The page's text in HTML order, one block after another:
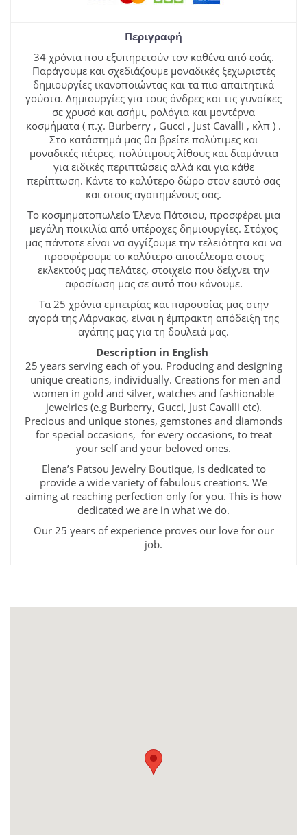
Περιγραφή
34 χρόνια που εξυπηρετούν τον καθένα από εσάς.
Παράγουμε και σχεδιάζουμε μοναδικές ξεχωριστές
δημιουργίες ικανοποιώντας και τα πιο απαιτητικά
γούστα. Δημιουργίες για τους άνδρες και τις γυναίκες
σε χρυσό και ασήμι, ρολόγια και μοντέρνα
κοσμήματα ( π.χ. Burberry , Gucci , Just Cavalli , κλπ ) .
Στο κατάστημά μας θα βρείτε πολύτιμες και
μοναδικές πέτρες, πολύτιμους λίθους και διαμάντια
για ειδικές περιπτώσεις αλλά και για κάθε
περίπτωση. Κάντε το καλύτερο δώρο στον εαυτό σας
και στους αγαπημένους σας.
Το κοσμηματοπωλείο Έλενα Πάτσιου, προσφέρει μια
μεγάλη ποικιλία από υπέροχες δημιουργίες. Στόχος
μας πάντοτε είναι να αγγίζουμε την τελειότητα και να
προσφέρουμε το καλύτερο αποτέλεσμα στους
εκλεκτούς μας πελάτες, στοιχείο που δείχνει την
αφοσίωση μας σε αυτό που κάνουμε.
Τα 25 χρόνια εμπειρίας και παρουσίας μας στην
αγορά της Λάρνακας, είναι η έμπρακτη απόδειξη της
αγάπης μας για τη δουλειά μας.
Description in English
25 years serving each of you. Producing and designing
unique creations, individually. Creations for men and
women in gold and silver, watches and fashionable
jewelries (e.g Burberry, Gucci, Just Cavalli etc).
Precious and unique stones, gemstones and diamonds
for special occasions, for every occasions, to treat
your self and your beloved ones.
Elena’s Patsou Jewelry Boutique, is dedicated to
provide a wide variety of fabulous creations. We
aiming at reaching perfection only for you. This is how
dedicated we are in what we do.
Our 25 years of experience proves our love for our
job.